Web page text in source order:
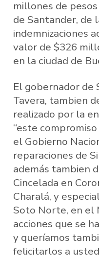
millones de
de Santander, de
indemnizaciones
valor de $326
en la ciudad de
El gobernador de
Tavera, tambien
realizado por la
“este
el Gobierno
reparaciones de
además tambien
Cincelada en
Charalá, y
Soto Norte, en el
acciones que se
y queríamos
felicitarlos a